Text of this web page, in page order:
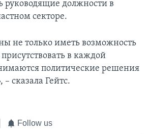
должности в
секторе.
не только иметь возможность
в каждой
политические решения
сказала Гейтс.
Follow us